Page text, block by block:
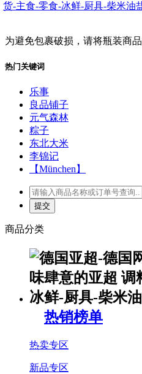
为避免包裹破损，请将瓶装商
热门关键词
乐事
良品铺子
元气森林
粽子
东北大米
李锦记
【München】
商品分类
热销榜单
热卖专区
新品专区